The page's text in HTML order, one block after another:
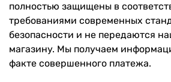
полностью защищены в
требованиями современных
безопасности и не передаются
магазину. Мы получаем
факте совершенного платежа.